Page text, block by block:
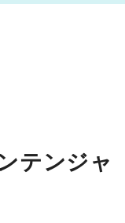
テンジャ